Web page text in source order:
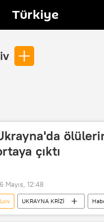
Türkiye
çıktı
Mayıs, 12:48
Lviv UKRAYNA KRİZİ
Ukrayna Başsavcılığı